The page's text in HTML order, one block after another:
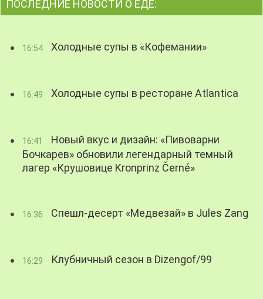
ПОСЛЕДНИЕ НОВОСТИ О ЕДЕ:
16:54 Холодные супы в «Кофемании»
16:49 Холодные супы в ресторане Atlantica
16:41
Новый вкус и дизайн: «Пивоварни
Бочкарев» обновили легендарный темный
лагер «Крушовице Kronprinz Černé»
16:36 Спешл-десерт «Медвезай» в Jules Zang
16:29 Клубничный сезон в Dizengof/99